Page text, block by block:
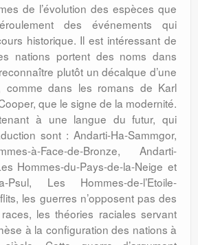
de l’évolution des espèces que
des événements qui
historique. Il est intéressant de
nations portent des noms dans
plutôt un décalque d’une
comme dans les romans de Karl
que le signe de la modernité.
à une langue du futur, qui
sont : Andarti-Ha-Sammgor,
à-Face-de-Bronze, Andarti-
Hommes-du-Pays-de-la-Neige et
Psul, Les Hommes-de-l’Etoile-
les guerres n’opposent pas des
les théories raciales servant
à la configuration des nations à